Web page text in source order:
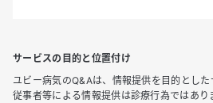
サービスの目的と位置付け
ユビー病気のQ&Aは、情報提供を目的とし
従事者等による情報提供は診療行為ではあり